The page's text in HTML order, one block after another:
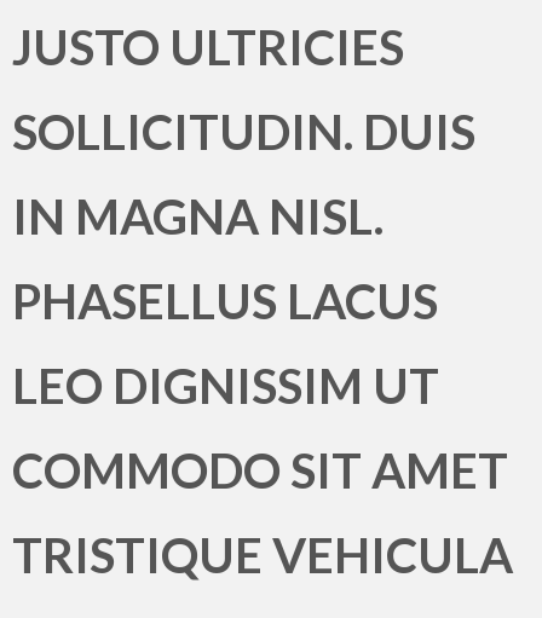
JUSTO ULTRICIES
SOLLICITUDIN. DUIS
IN MAGNA NISL.
PHASELLUS LACUS
LEO DIGNISSIM UT
COMMODO SIT AMET
TRISTIQUE VEHICULA